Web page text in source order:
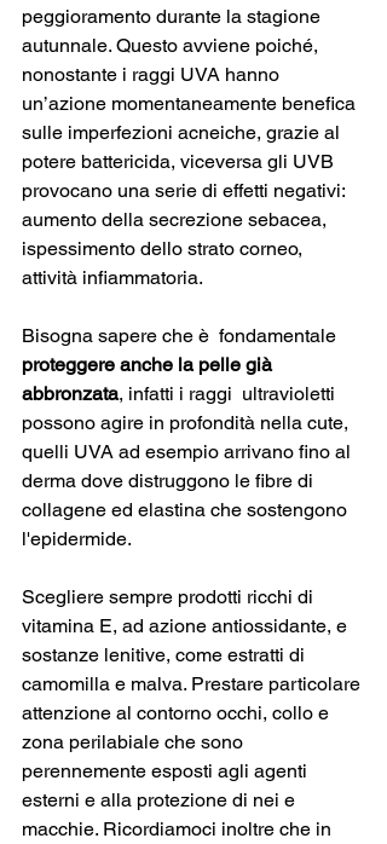
peggioramento durante la stagione
autunnale. Questo avviene poiché,
nonostante i raggi UVA hanno
un’azione momentaneamente benefica
sulle imperfezioni acneiche, grazie al
potere battericida, viceversa gli UVB
provocano una serie di effetti negativi:
aumento della secrezione sebacea,
ispessimento dello strato corneo,
attività infiammatoria.
Bisogna sapere che è  fondamentale
proteggere anche la pelle già
abbronzata, infatti i raggi  ultravioletti
possono agire in profondità nella cute,
quelli UVA ad esempio arrivano fino al
derma dove distruggono le fibre di
collagene ed elastina che sostengono
l'epidermide.
Scegliere sempre prodotti ricchi di
vitamina E, ad azione antiossidante, e
sostanze lenitive, come estratti di
camomilla e malva. Prestare particolare
attenzione al contorno occhi, collo e
zona perilabiale che sono
perennemente esposti agli agenti
esterni e alla protezione di nei e
macchie. Ricordiamoci inoltre che in